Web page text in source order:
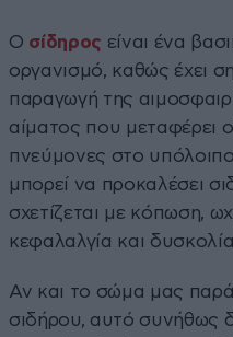
Ο σίδηρος είναι ένα
οργανισμό, καθώς έχει
παραγωγή της
αίματος που μεταφέρει
πνεύμονες στο
μπορεί να προκαλέσει
σχετίζεται με κόπωση,
κεφαλαλγία και
Αν και το σώμα μας
σιδήρου, αυτό συνήθως